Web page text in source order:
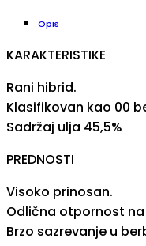
Opis
KARAKTERISTIKE
Rani hibrid.
Klasifikovan kao 00
Sadržaj ulja 45,5%
PREDNOSTI
Visoko prinosan.
Odlična otpornost
Brzo sazrevanje u